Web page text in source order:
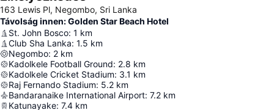
163 Lewis Pl, Negombo, Sri Lanka
Távolság innen: Golden Star Beach Hotel
St. John Bosco: 1 km
Club Sha Lanka: 1.5 km
Negombo: 2 km
Kadolkele Football Ground: 2.8 km
Kadolkele Cricket Stadium: 3.1 km
Raj Fernando Stadium: 5.2 km
Bandaranaike International Airport: 7.2 km
Katunayake: 7.4 km